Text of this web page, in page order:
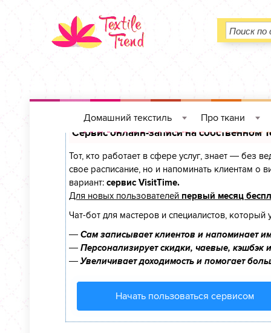
Домашний текстиль Про ткани
Сервис онлайн-записи на собственном
Тот, кто работает в сфере услуг, знает — без
свое расписание, но и напоминать клиентам
вариант: сервис VisitTime.
Для новых пользователей первый месяц
Чат-бот для мастеров и специалистов, который
— Сам записывает клиентов и напоминает
— Персонализирует скидки, чаевые, кэшбэк
—Увеличивает доходимость и помогает
Начать пользоваться сервисом